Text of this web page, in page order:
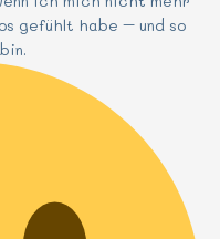
gefühlt habe – und so